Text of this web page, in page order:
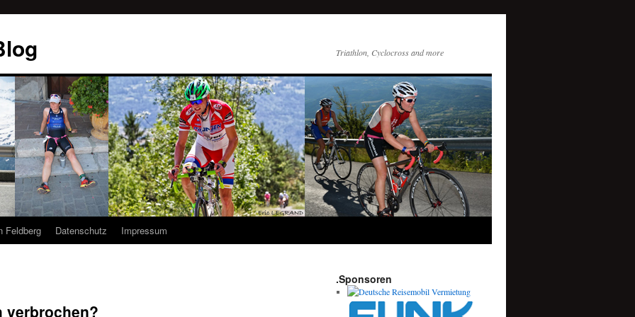
Triathlon, Cyclocross and more
Feldberg Datenschutz Impressum
verbrochen?
.Sponsoren